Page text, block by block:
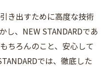
き出すために高度な技術
し、NEW STANDARDであ
ちろんのこと、安心して
では、徹底した